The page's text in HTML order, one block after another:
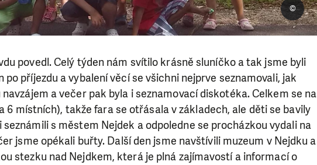
©
povedl. Celý týden nám svítilo krásně sluníčko a tak jsme byli
příjezdu a vybalení věcí se všichni nejprve seznamovali, jak
a večer pak byla i seznamovací diskotéka. Celkem se na
6 místních), takže fara se otřásala v základech, ale děti se bavily
s městem Nejdek a odpoledne se procházkou vydali na
jsme opékali buřty. Další den jsme navštívili muzeum v Nejdku a
stezku nad Nejdkem, která je plná zajímavostí a informací o